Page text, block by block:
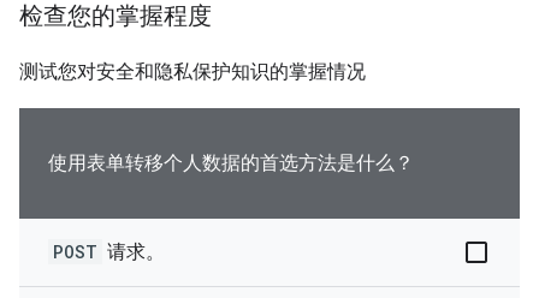
检查您的掌握程度
测试您对安全和隐私保护知识的掌握情况
使用表单转移个人数据的首选方法是什么？
POST 请求。